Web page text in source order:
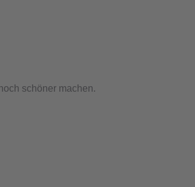
schöner machen.